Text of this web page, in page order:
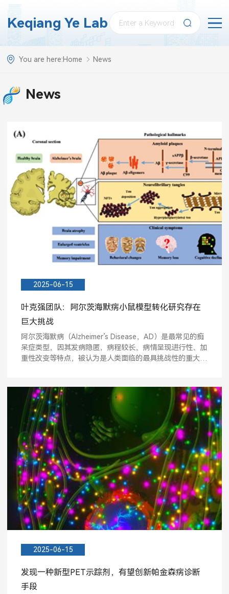
Keqiang Ye Lab
You are here:Home News
News
2025-06-15
叶克强团队：阿尔茨海默病小鼠模型转化研究存在
巨大挑战
阿尔茨海默病（Alzheimer’s Disease，AD）是最常见的痴
呆症类型，因其发病隐匿，病程较长，病情呈现进行性、加
重性改变等特点，被认为是人类面临的最具挑战性的重大疾
2025-06-15
发现一种新型PET示踪剂，有望创新帕金森病诊断
手段